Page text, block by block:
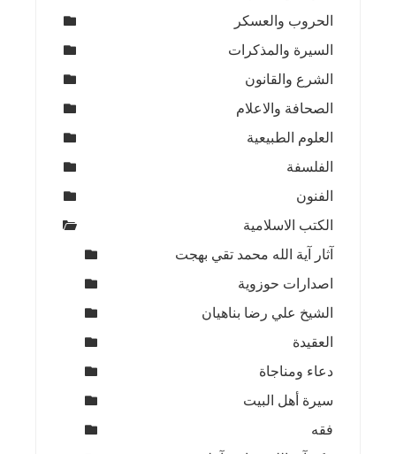
الحروب والعسكر
السيرة والمذكرات
الشرع والقانون
الصحافة والاعلام
العلوم الطبيعية
الفلسفة
الفنون
الكتب الاسلامية
آثار آية الله محمد تقي بهجت
اصدارات حوزوية
الشيخ علي رضا بناهيان
العقيدة
دعاء ومناجاة
سيرة أهل البيت
فقه